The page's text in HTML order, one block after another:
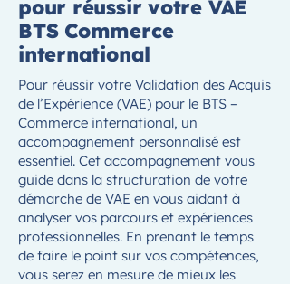
pour réussir votre VAE
BTS Commerce
international
Pour réussir votre Validation des Acquis
de l’Expérience (VAE) pour le BTS –
Commerce international, un
accompagnement personnalisé est
essentiel. Cet accompagnement vous
guide dans la structuration de votre
démarche de VAE en vous aidant à
analyser vos parcours et expériences
professionnelles. En prenant le temps
de faire le point sur vos compétences,
vous serez en mesure de mieux les